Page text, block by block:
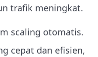
trafik meningkat.
scaling otomatis.
cepat dan efisien,